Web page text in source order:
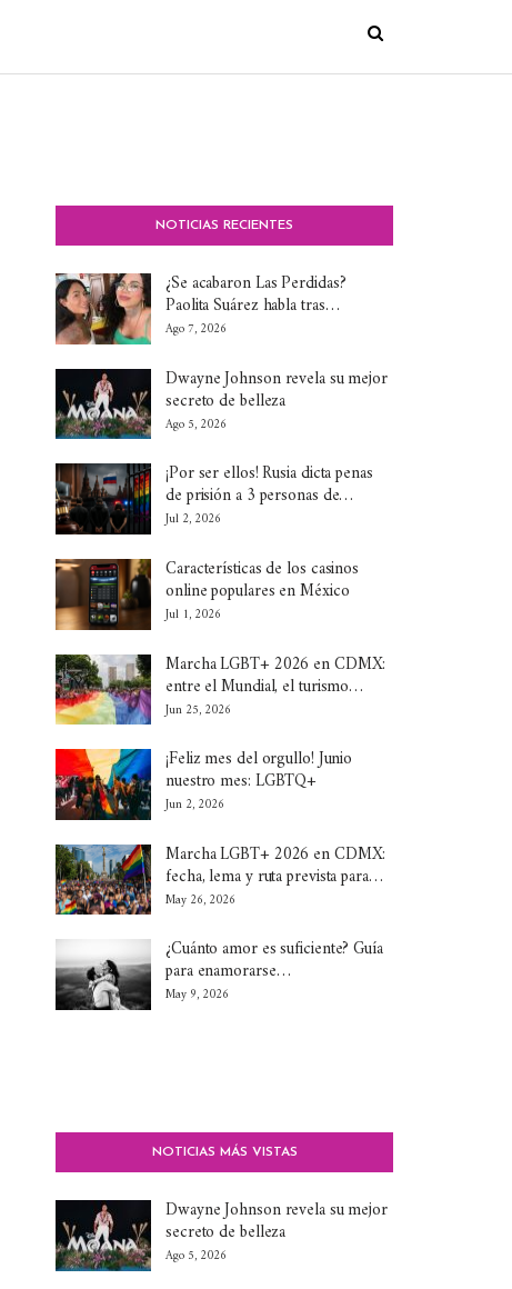
NOTICIAS RECIENTES
¿Se acabaron Las Perdidas?
Paolita Suárez habla tras…
Ago 7, 2026
Dwayne Johnson revela su mejor
secreto de belleza
Ago 5, 2026
¡Por ser ellos! Rusia dicta penas
de prisión a 3 personas de…
Jul 2, 2026
Características de los casinos
online populares en México
Jul 1, 2026
Marcha LGBT+ 2026 en CDMX:
entre el Mundial, el turismo…
Jun 25, 2026
¡Feliz mes del orgullo! Junio
nuestro mes: LGBTQ+
Jun 2, 2026
Marcha LGBT+ 2026 en CDMX:
fecha, lema y ruta prevista para…
May 26, 2026
¿Cuánto amor es suficiente? Guía
para enamorarse…
May 9, 2026
NOTICIAS MÁS VISTAS
Dwayne Johnson revela su mejor
secreto de belleza
Ago 5, 2026